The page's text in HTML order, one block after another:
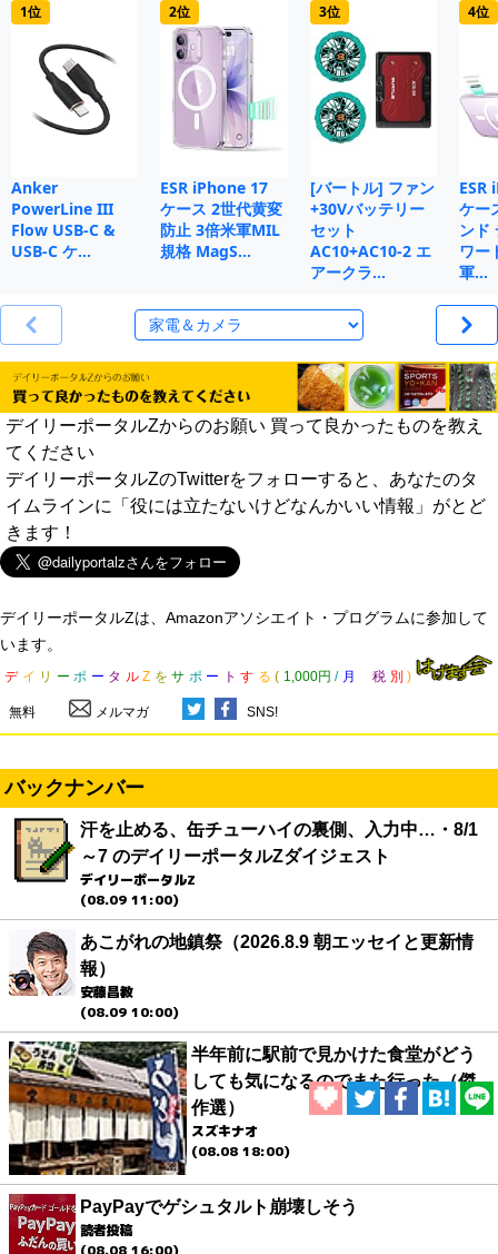
1位
Anker
PowerLine III
Flow USB-C &
USB-C ケ…
2位
ESR iPhone 17
ケース 2世代黄変
防止 3倍米軍MIL
規格 MagS…
3位
[バートル] ファン
+30Vバッテリー
セット
AC10+AC10-2 エ
アークラ…
4位
ESR
ケー
ンド
ワー
軍…
デイリーポータルZからのお願い 買って良かったものを教え
てください
デイリーポータルZのTwitterをフォローすると、あなたのタ
イムラインに「役には立たないけどなんかいい情報」がとど
きます！
デイリーポータルZは、Amazonアソシエイト・プログラムに参加して
います。
デ イ リ ー ポ ー タ ル Z を サ ポ ー ト す る ( 1,000円 / 月 税 別 )
無料 メルマガ SNS!
バックナンバー
汗を止める、缶チューハイの裏側、入力中…・8/1
～7 のデイリーポータルZダイジェスト
デイリーポータルZ
(08.09 11:00)
あこがれの地鎮祭（2026.8.9 朝エッセイと更新情
報）
安藤昌教
(08.09 10:00)
半年前に駅前で見かけた食堂がどう
しても気になるのでまた行った（傑
作選）
スズキナオ
(08.08 18:00)
PayPayでゲシュタルト崩壊しそう
読者投稿
(08.08 16:00)